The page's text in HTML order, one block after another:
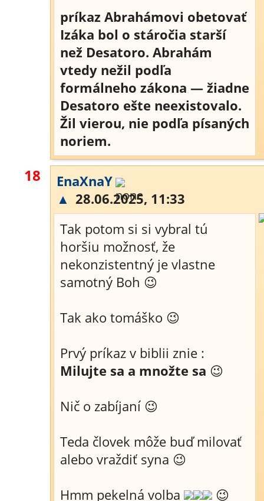
príkaz Abrahámovi obetovať
Izáka bol o stáročia starší
než Desatoro. Abrahám
vtedy nežil podľa
formálneho zákona — žiadne
Desatoro ešte neexistovalo.
Žil vierou, nie podľa písaných
noriem.
18
EnaXnaY
▲ 28.06.2025, 11:33
Tak potom si si vybral tú
horšiu možnosť, že
nekonzistentný je vlastne
samotný Boh 😉
Tak ako tomáško 😉
Prvý príkaz v biblii znie :
Milujte sa a množte sa 😉
Nič o zabíjaní 😉
Teda človek môže buď milovať
alebo vraždiť syna 😉
Hmm pekelná volba
😉